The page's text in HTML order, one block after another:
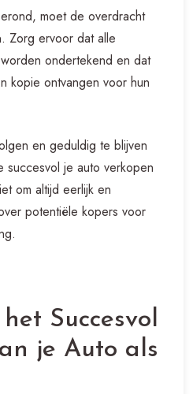
moet de overdracht
Zorg ervoor dat alle
ondertekend en dat
kopie ontvangen voor hun
en geduldig te blijven
succesvol je auto verkopen
om altijd eerlijk en
potentiële kopers voor
Succesvol
je Auto als